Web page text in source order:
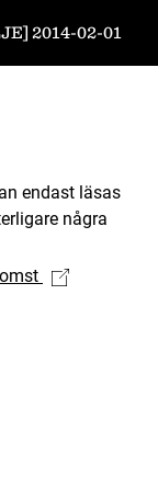
2014-02-01
endast läsas
några